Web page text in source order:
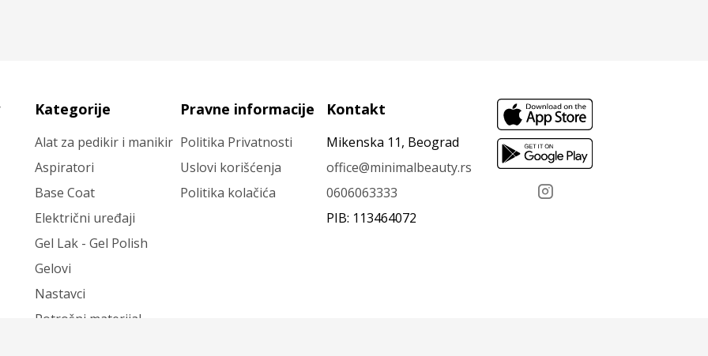
Kategorije
Alat za pedikir i manikir
Aspiratori
Base Coat
Električni uređaji
Gel Lak - Gel Polish
Gelovi
Nastavci
Potrošni materijal
Pravne informacije
Politika Privatnosti
Uslovi korišćenja
Politika kolačića
Kontakt
Mikenska 11, Beograd
office@minimalbeauty.rs
0606063333
PIB: 113464072